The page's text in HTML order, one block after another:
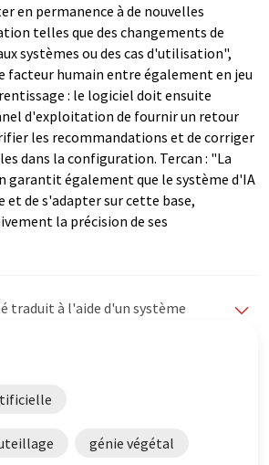
en permanence à de nouvelles
telles que des changements de
systèmes ou des cas d'utilisation",
facteur humain entre également en jeu
: le logiciel doit ensuite
d'exploitation de fournir un retour
les recommandations et de corriger
dans la configuration. Tercan : "La
garantit également que le système d'IA
et de s'adapter sur cette base,
la précision de ses
traduit à l'aide d'un système
automatiques pour présenter
automatique, il est possible
de vocabulaire, de syntaxe ou
original dans Anglais peut être
génie végétal